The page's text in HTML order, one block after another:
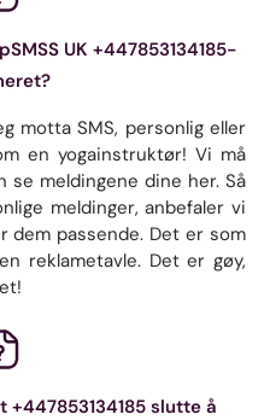
UK +447853134185-
motta SMS, personlig eller
en yogainstruktør! Vi må
se meldingene dine her. Så
meldinger, anbefaler vi
dem passende. Det er som
reklametavle. Det er gøy,
slutte å